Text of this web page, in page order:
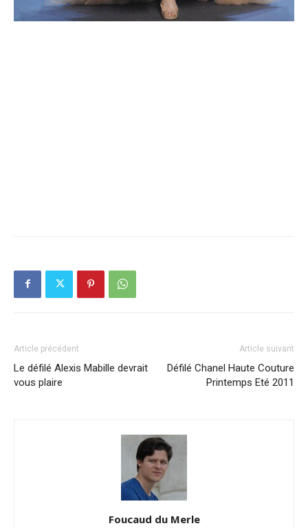
Article précédent
Le défilé Alexis Mabille devrait
vous plaire
Article suivant
Défilé Chanel Haute Couture
Printemps Eté 2011
Foucaud du Merle